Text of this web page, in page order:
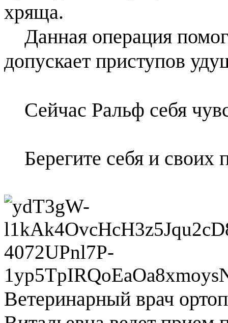
хряща.
Данная операция
допускает приступов
Сейчас Ральф себя
Берегите себя и своих
Ветеринарный врач